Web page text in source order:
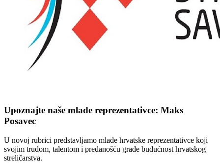
Upoznajte naše mlade reprezentativce: Maks
Posavec
U novoj rubrici predstavljamo mlade hrvatske reprezentativce koji
svojim trudom, talentom i predanošću grade budućnost hrvatskog
streličarstva.